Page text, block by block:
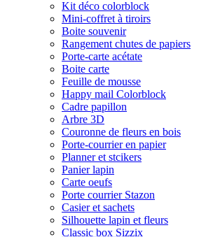
Kit déco colorblock
Mini-coffret à tiroirs
Boite souvenir
Rangement chutes de papiers
Porte-carte acétate
Boite carte
Feuille de mousse
Happy mail Colorblock
Cadre papillon
Arbre 3D
Couronne de fleurs en bois
Porte-courrier en papier
Planner et stcikers
Panier lapin
Carte oeufs
Porte courrier Stazon
Casier et sachets
Silhouette lapin et fleurs
Classic box Sizzix